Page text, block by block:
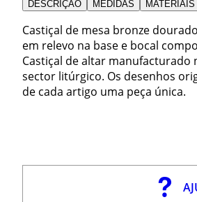
DESCRIÇÃO MEDIDAS MATERIAIS
Castiçal de mesa bronze
em relevo na base e bocal
Castiçal de altar manufacturado
sector litúrgico. Os desenhos
de cada artigo uma peça única.